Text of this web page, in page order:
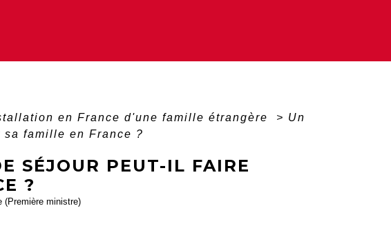
en France d'une famille étrangère > Un
famille en France ?
SÉJOUR PEUT-IL FAIRE
?
(Première ministre)